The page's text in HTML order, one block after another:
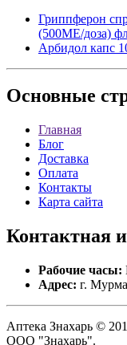
Гриппферон
(500МЕ/доза)
Арбидол капс
Основные
Главная
Блог
Доставка
Оплата
Контакты
Карта сайта
Контактная
Рабочие часы:
Адрес: г.
Аптека Знахарь ©
ООО "Знахарь".